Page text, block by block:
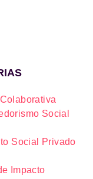
Social
Social Privado
Impacto